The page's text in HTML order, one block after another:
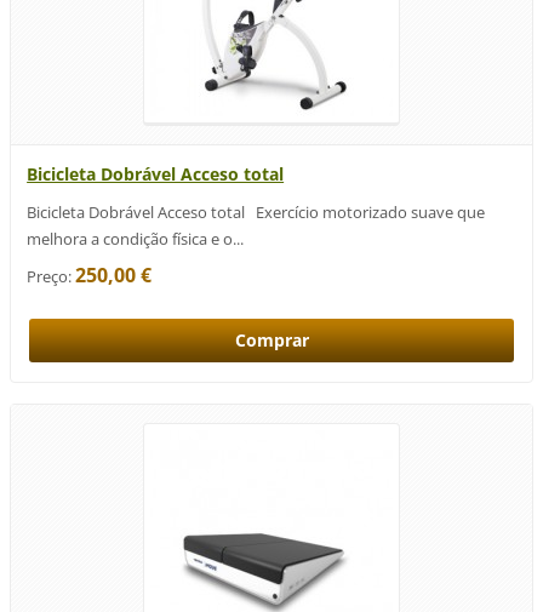
Bicicleta Dobrável Acceso total
Bicicleta Dobrável Acceso total Exercício motorizado suave que
melhora a condição física e o...
Preço:250,00 €